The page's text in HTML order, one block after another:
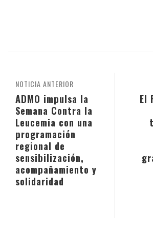
El
NOTICIA ANTERIOR
ADMO impulsa la
Semana Contra la
Leucemia con una
programación
regional de
sensibilización,
acompañamiento y
solidaridad